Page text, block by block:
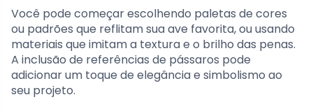
Você pode começar escolhendo paletas de cores
ou padrões que reflitam sua ave favorita, ou usando
materiais que imitam a textura e o brilho das penas.
A inclusão de referências de pássaros pode
adicionar um toque de elegância e simbolismo ao
seu projeto.